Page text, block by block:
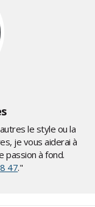
le style ou la
je vous aiderai à
passion à fond.
47."